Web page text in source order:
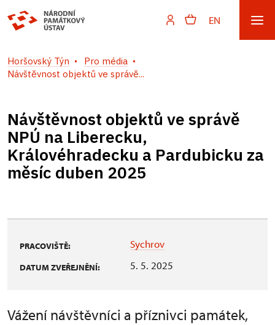
EN
Horšovský Týn
Pro média
Návštěvnost objektů ve správě...
Návštěvnost objektů ve správě
NPÚ na Liberecku,
Královéhradecku a Pardubicku za
měsíc duben 2025
PRACOVIŠTĚ: Sychrov
DATUM ZVEŘEJNĚNÍ: 5. 5. 2025
Vážení návštěvníci a příznivci památek,